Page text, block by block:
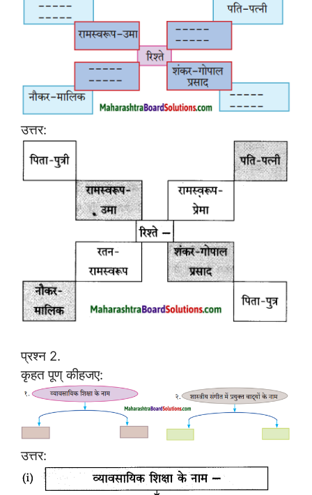
उत्तर:
प्रश्न 2.
कृहत पूण् कीहजए:
उत्तर: